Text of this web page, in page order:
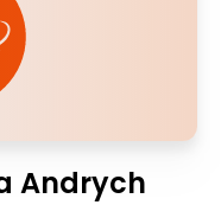
Andrych